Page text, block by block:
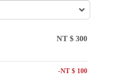
NT $ 300
-NT $ 100